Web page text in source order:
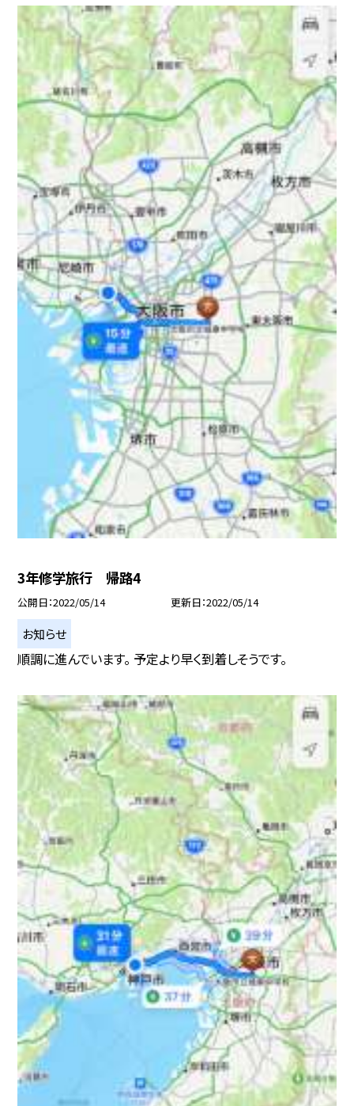
3年修学旅行 帰路4
公開日 2022/05/14 更新日 2022/05/14
お知らせ
順調に進んでいます。 予定より早く到着しそうです。